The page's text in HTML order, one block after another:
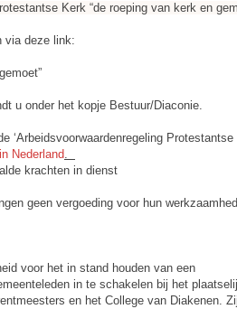
Kerk “de roeping van kerk en
via deze link:
u onder het kopje Bestuur/Diaconie.
‘Arbeidsvoorwaardenregeling
Nederland.
krachten in dienst
geen vergoeding voor hun
voor het in stand houden van een
in te schakelen bij het
en het College van Diakenen.